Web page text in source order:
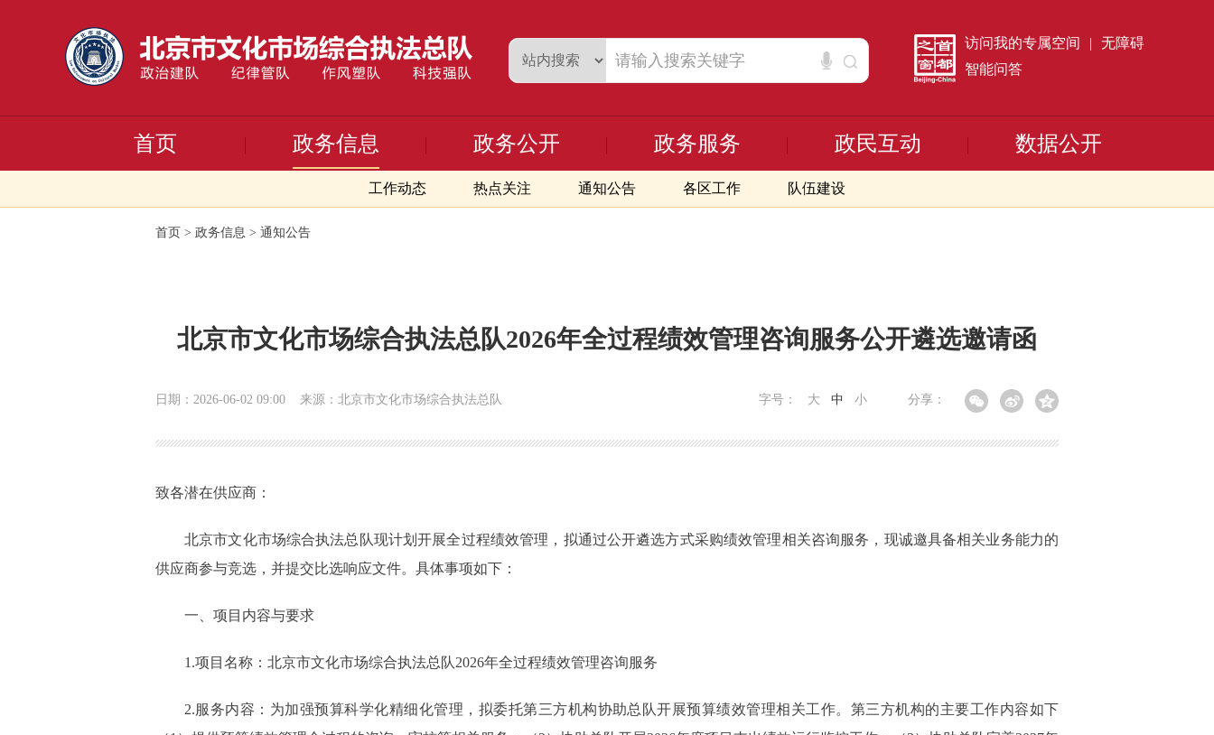
访问我的专属空间 |
无障碍
智能问答
首页 政务信息
工作动态 热点关注 通知公告 各区工作 队伍建设
政务公开 政务服务 政民互动 数据公开
首页 > 政务信息 > 通知公告
北京市文化市场综合执法总队2026年全过程绩效管理咨询服务公开遴选邀请函
日期：2026-06-02 09:00 来源：北京市文化市场综合执法总队 分享：
字号： 大 中 小
致各潜在供应商：
北京市文化市场综合执法总队现计划开展全过程绩效管理，拟通过公开遴选方式采购绩效管理相关咨询服务，现诚邀具备相关业务能力的
供应商参与竞选，并提交比选响应文件。具体事项如下：
一、项目内容与要求
1.项目名称：北京市文化市场综合执法总队2026年全过程绩效管理咨询服务
2.服务内容：为加强预算科学化精细化管理，拟委托第三方机构协助总队开展预算绩效管理相关工作。第三方机构的主要工作内容如下